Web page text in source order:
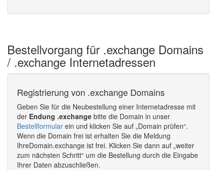
Bestellvorgang für .exchange Domains
/ .exchange Internetadressen
Registrierung von .exchange Domains
Geben Sie für die Neubestellung einer Internetadresse mit
der Endung .exchange bitte die Domain in unser
Bestellformular ein und klicken Sie auf „Domain prüfen“.
Wenn die Domain frei ist erhalten Sie die Meldung
IhreDomain.exchange ist frei. Klicken Sie dann auf „weiter
zum nächsten Schritt“ um die Bestellung durch die Eingabe
Ihrer Daten abzuschließen.